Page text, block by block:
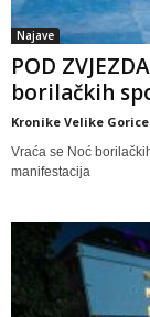
Najave
POD
borilačkih
Kronike Velike Gorice
Vraća se Noć
manifestacija